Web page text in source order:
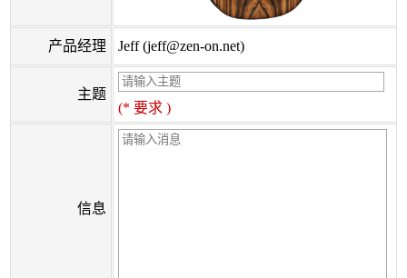
产品经理 Jeff (jeff@zen-on.net)
主题
(* 要求 )
信息